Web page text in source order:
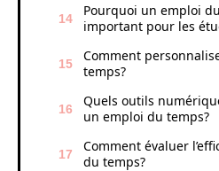
Pourquoi un emploi
important pour les
Comment
temps?
Quels outils
un emploi du temps?
Comment évaluer
du temps?